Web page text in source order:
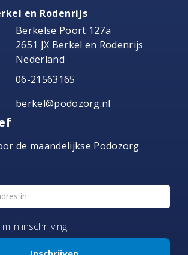
en Rodenrijs
Berkelse Poort 127a
2651 JX Berkel en Rodenrijs
Nederland
06-21563165
berkel@podozorg.nl
de maandelijkse Podozorg